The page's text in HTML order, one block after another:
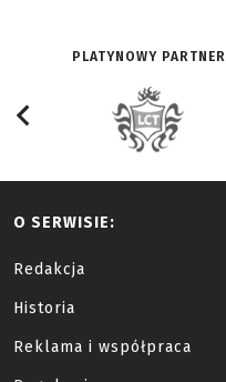
PLATYNOWY PARTNER
O SERWISIE:
Redakcja
Historia
Reklama i współpraca